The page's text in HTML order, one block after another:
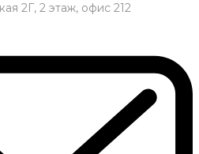
2Г, 2 этаж, офис 212